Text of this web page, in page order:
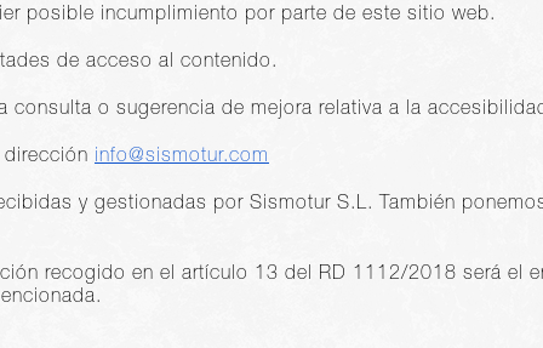
posible incumplimiento por parte de este sitio web.
de acceso al contenido.
consulta o sugerencia de mejora relativa a la
dirección info@sismotur.com
y gestionadas por Sismotur S.L. También
recogido en el artículo 13 del RD 1112/2018 será el